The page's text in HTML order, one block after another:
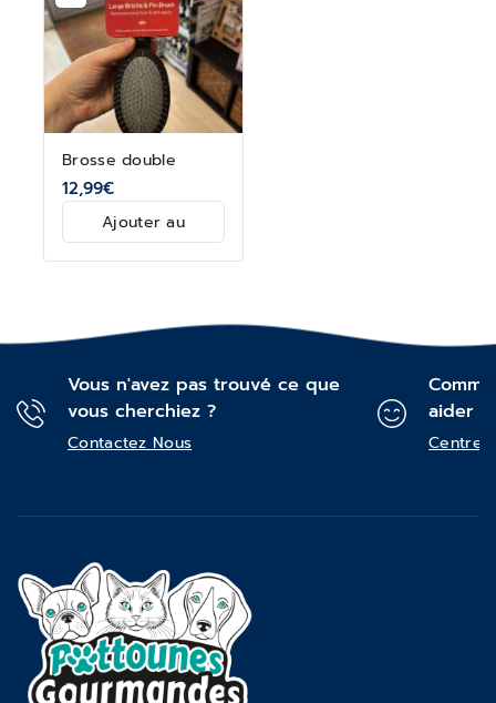
Brosse double
12,99€
Ajouter au
Vous n'avez pas trouvé ce que
vous cherchiez ?
Contactez Nous
aider ?
Centre